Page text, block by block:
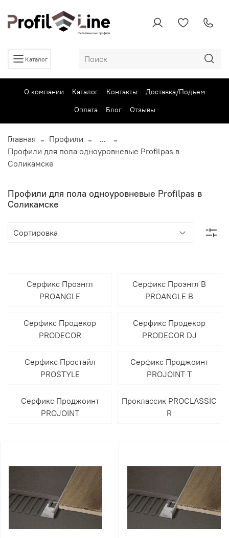
Каталог
О компании Каталог Контакты
Доставка/Подъем
Оплата
Блог Отзывы
Главная Профили
...
Профили для пола одноуровневые Profilpas в
Соликамске
Профили для пола одноуровневые Profilpas в
Соликамске
Серфикс Проэнгл
PROANGLE
Серфикс Проэнгл В
PROANGLE B
Серфикс Продекор
PRODECOR
Серфикс Продекор
PRODECOR DJ
Серфикс Простайл
PROSTYLE
Серфикс Проджоинт
PROJOINT T
Серфикс Проджоинт
PROJOINT
Проклассик PROCLASSIC
R